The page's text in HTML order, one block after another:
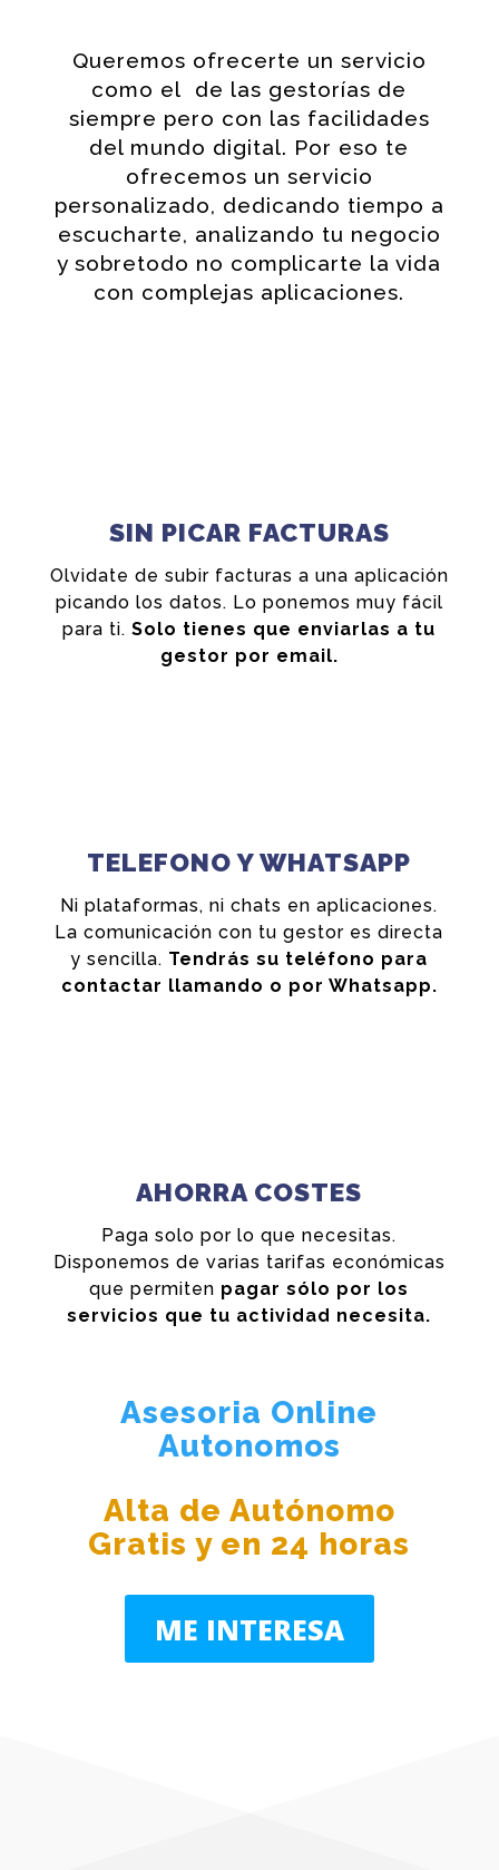
Queremos ofrecerte un servicio
como el de las gestorías de
siempre pero con las facilidades
del mundo digital. Por eso te
ofrecemos un servicio
personalizado, dedicando tiempo a
escucharte, analizando tu negocio
y sobretodo no complicarte la vida
con complejas aplicaciones.
SIN PICAR FACTURAS
Olvidate de subir facturas a una aplicación
picando los datos. Lo ponemos muy fácil
para ti.Solo tienes que enviarlas a tu
gestor por email.
TELEFONO Y WHATSAPP
Ni plataformas, ni chats en aplicaciones.
La comunicación con tu gestor es directa
y sencilla. Tendrás su teléfono para
contactar llamando o por Whatsapp.
AHORRA COSTES
Paga solo por lo que necesitas.
Disponemos de varias tarifas económicas
que permiten pagar sólo por los
servicios que tu actividad necesita.
Asesoria Online
Autonomos
Alta de Autónomo
Gratis y en 24 horas
ME INTERESA